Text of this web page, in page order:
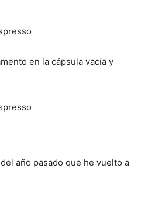
en la cápsula vacía y
año pasado que he vuelto a